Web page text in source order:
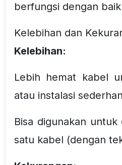
berfungsi dengan
Kelebihan dan
Kelebihan:
Lebih hemat kabel
atau instalasi
Bisa digunakan
satu kabel (dengan